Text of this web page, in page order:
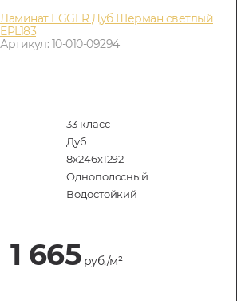
Ламинат EGGER Дуб Шерман светлый
EPL183
Артикул: 10-010-09294
33 класс
Дуб
8х246х1292
Однополосный
Водостойкий
1 665руб./м²